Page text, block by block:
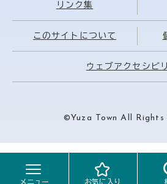
メニュー お気に入り
リンク集
このサイトについて
ウェブアクセシビ
©Yuza Town All Rights